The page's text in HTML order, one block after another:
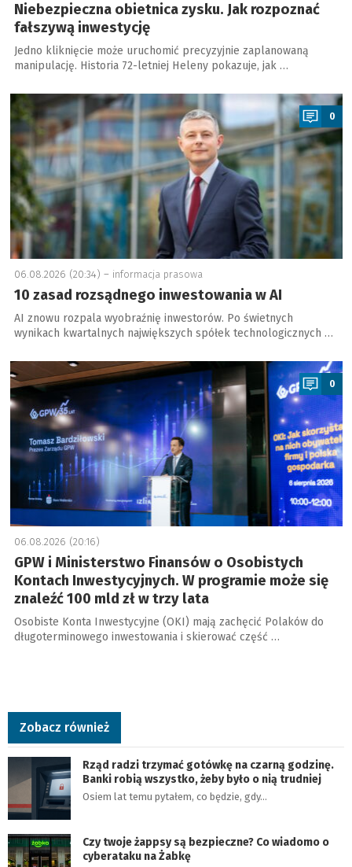
Niebezpieczna obietnica zysku. Jak rozpoznać
fałszywą inwestycję
Jedno kliknięcie może uruchomić precyzyjnie zaplanowaną
manipulację. Historia 72-letniej Heleny pokazuje, jak …
a
0
06.08.2026 (20:34) – informacja prasowa
10 zasad rozsądnego inwestowania w AI
AI znowu rozpala wyobraźnię inwestorów. Po świetnych
wynikach kwartalnych największych spółek technologicznych …
a
0
06.08.2026 (20:16)
GPW i Ministerstwo Finansów o Osobistych
Kontach Inwestycyjnych. W programie może się
znaleźć 100 mld zł w trzy lata
Osobiste Konta Inwestycyjne (OKI) mają zachęcić Polaków do
długoterminowego inwestowania i skierować część …
Zobacz również
Rząd radzi trzymać gotówkę na czarną godzinę.
Banki robią wszystko, żeby było o nią trudniej
Osiem lat temu pytałem, co będzie, gdy…
Czy twoje żappsy są bezpieczne? Co wiadomo o
cyberataku na Żabkę